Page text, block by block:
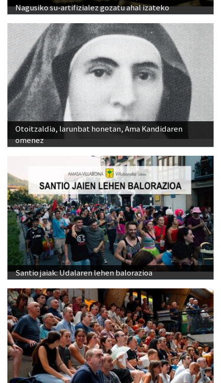
Nagusiko su-artifizialez gozatu ahal izateko
Otoitzaldia, larunbat honetan, Ama Kandidaren
omenez
Santio jaiak: Udalaren lehen balorazioa